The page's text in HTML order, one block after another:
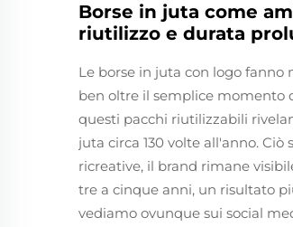
Borse in juta come
riutilizzo e durata
Le borse in juta con logo fanno
ben oltre il semplice momento
questi pacchi riutilizzabili
juta circa 130 volte all'anno.
ricreative, il brand rimane
tre a cinque anni, un risultato
vediamo ovunque sui social